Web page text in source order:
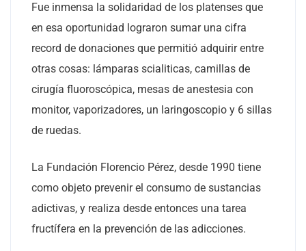
Fue inmensa la solidaridad de los platenses que
en esa oportunidad lograron sumar una cifra
record de donaciones que permitió adquirir entre
otras cosas: lámparas scialiticas, camillas de
cirugía fluoroscópica, mesas de anestesia con
monitor, vaporizadores, un laringoscopio y 6 sillas
de ruedas.
La Fundación Florencio Pérez, desde 1990 tiene
como objeto prevenir el consumo de sustancias
adictivas, y realiza desde entonces una tarea
fructífera en la prevención de las adicciones.